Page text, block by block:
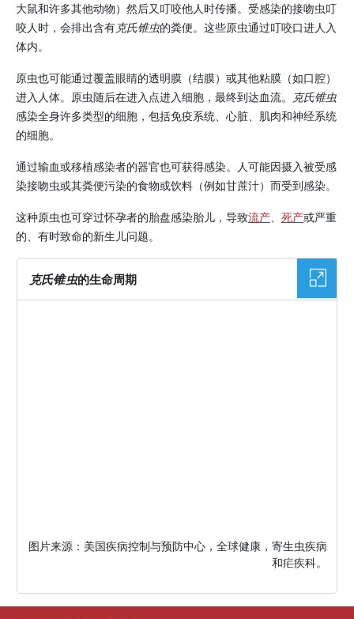
大鼠和许多其他动物）然后又叮咬他人时传播。受感染的接吻虫叮
咬人时，会排出含有克氏锥虫的粪便。这些原虫通过叮咬口进人入
体内。
原虫也可能通过覆盖眼睛的透明膜（结膜）或其他粘膜（如口腔）
进入人体。原虫随后在进入点进入细胞，最终到达血流。
克氏锥虫
感染全身许多类型的细胞，包括免疫系统、心脏、肌肉和神经系统
的细胞。
通过输血或移植感染者的器官也可获得感染。人可能因摄入被受感
染接吻虫或其粪便污染的食物或饮料（例如甘蔗汁）而受到感染。
这种原虫也可穿过怀孕者的胎盘感染胎儿，导致流产、 死产或严重
的、有时致命的新生儿问题。
克氏锥虫的生命周期
图片来源：美国疾病控制与预防中心，全球健康，寄生虫疾病
和疟疾科。